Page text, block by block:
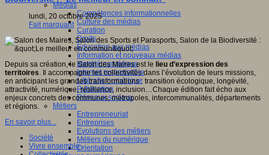
Médias
Compétences informationnelles
Culture des médias
Curation
Droits
Education aux médias
Information et nouveaux médias
Identité numérique
Internet responsable
Littératie numérique
Publication
Réseaux sociaux
Métiers
Entrepreneuriat
Entreprises
Evolutions des métiers
Métiers du numérique
Orientation
lundi, 20 octobre 2025
Fait marquant
Depuis sa création, le Salon des Maires est le lieu d’expression des
territoires. Il accompagne les collectivités dans l’évolution de leurs missions,
en anticipant les grandes transformations : transition écologique, longévité,
attractivité, numérique, résilience, inclusion…Chaque édition fait écho aux
enjeux concrets des communes, métropoles, intercommunalités, départements
et régions.
En savoir plus...
Société
Vivre ensemble